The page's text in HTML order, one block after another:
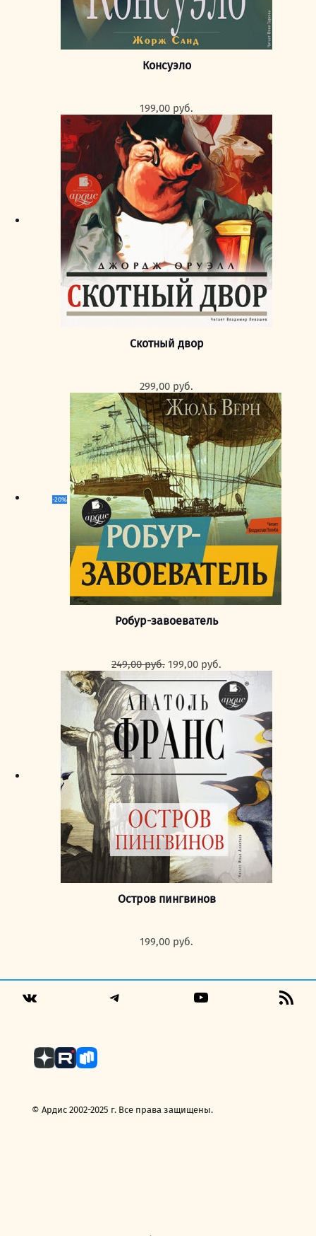
Консуэло
199,00 руб.
Скотный двор
299,00 руб.
-20%
Робур-завоеватель
249,00руб. Первоначальная
составляла
249,00 руб..
199,00 руб.
цена:
199,00 руб..
Остров пингвинов
199,00 руб.
© Ардис 2002-2025 г. Все права защищены.